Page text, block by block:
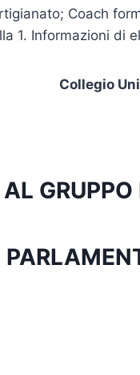
Coach
1. Informazioni di
Collegio